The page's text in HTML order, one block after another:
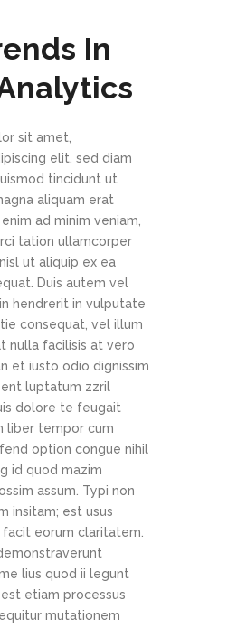
In
sit amet,
elit, sed diam
tincidunt ut
aliquam erat
ad minim veniam,
tation ullamcorper
ut aliquip ex ea
Duis autem vel
hendrerit in vulputate
consequat, vel illum
nulla facilisis at vero
et iusto odio dignissim
luptatum zzril
dolore te feugait
liber tempor cum
option congue nihil
id quod mazim
assum. Typi non
insitam; est usus
facit eorum claritatem.
lius quod ii legunt
etiam processus
mutationem